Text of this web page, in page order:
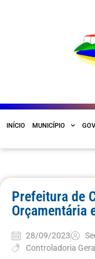
INÍCIO MUNICÍPIO
Prefeitura de
Orçamentária
28/09/2023
Controladoria